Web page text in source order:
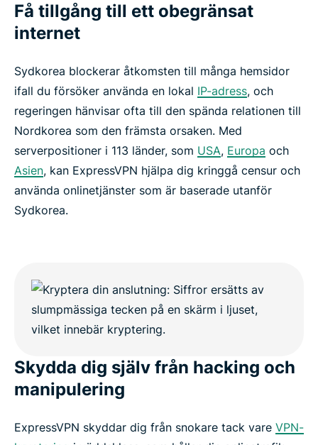
Få tillgång till ett obegränsat
internet
Sydkorea blockerar åtkomsten till många hemsidor
ifall du försöker använda en lokal IP-adress, och
regeringen hänvisar ofta till den spända relationen till
Nordkorea som den främsta orsaken. Med
serverpositioner i 113 länder, som USA, Europa och
Asien, kan ExpressVPN hjälpa dig kringgå censur och
använda onlinetjänster som är baserade utanför
Sydkorea.
Skydda dig själv från hacking och
manipulering
ExpressVPN skyddar dig från snokare tack vare VPN-